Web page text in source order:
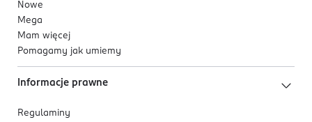
Nowe
Mega
Mam więcej
Pomagamy jak umiemy
Informacje prawne
Regulaminy